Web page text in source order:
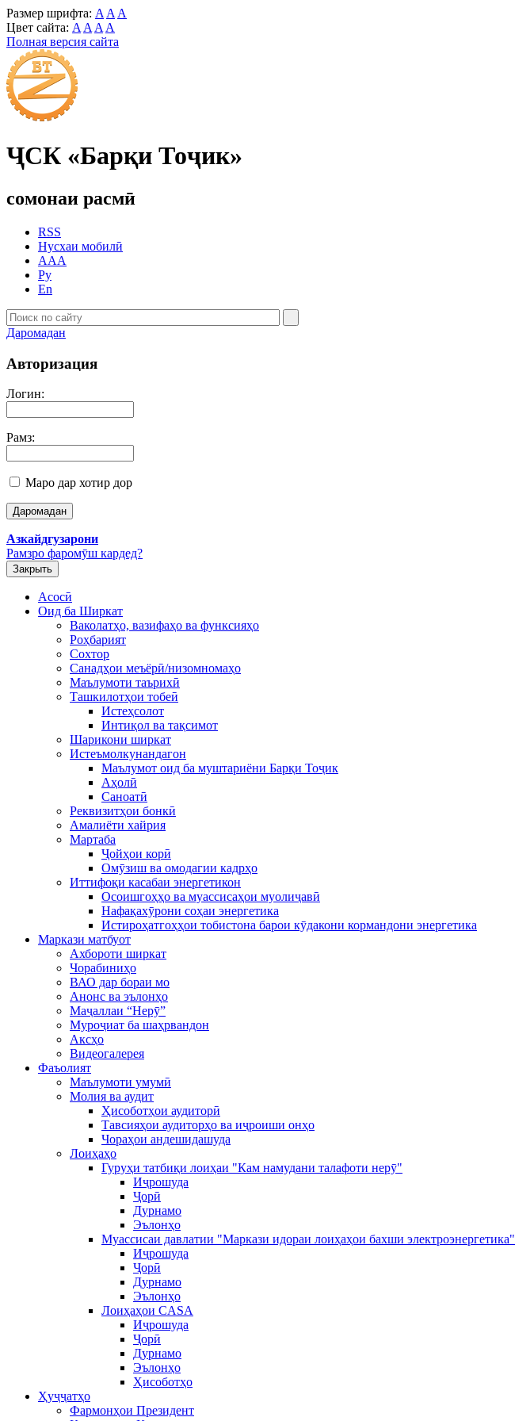
Размер шрифта: A A A
Цвет сайта: A A A A
Полная версия сайта
ҶСК «Барқи Тоҷик»
сомонаи расмӣ
RSS
Нусхаи мобилӣ
AAA
Ру
En
Даромадан
Авторизация
Логин:
Рамз:
Маро дар хотир дор
Азкайдгузарони
Рамзро фаромӯш кардед?
Закрыть
Асосӣ
Оид ба Ширкат
Ваколатҳо, вазифаҳо ва функсияҳо
Роҳбарият
Сохтор
Санадҳои меъёрӣ/низомномаҳо
Маълумоти таърихӣ
Ташкилотҳои тобеӣ
Истеҳсолот
Интиқол ва тақсимот
Шарикони ширкат
Истеъмолкунандагон
Маълумот оид ба муштариёни Барқи Тоҷик
Аҳолӣ
Саноатӣ
Реквизитҳои бонкӣ
Амалиёти хайрия
Мартаба
Ҷойҳои корӣ
Омӯзиш ва омодагии кадрҳо
Иттифоқи касабаи энергетикон
Осоишгоҳҳо ва муассисаҳои муолиҷавӣ
Нафақахӯрони соҳаи энергетика
Истироҳатгоҳҳои тобистона барои кӯдакони кормандони энергетика
Маркази матбуот
Ахбороти ширкат
Чорабиниҳо
ВАО дар бораи мо
Анонс ва эълонҳо
Маҷаллаи “Нерӯ”
Муроҷиат ба шаҳрвандон
Аксҳо
Видеогалерея
Фаъолият
Маълумоти умумӣ
Молия ва аудит
Ҳисоботҳои аудиторӣ
Тавсияҳои аудиторҳо ва иҷроиши онҳо
Чораҳои андешидашуда
Лоиҳаҳо
Гуруҳи татбиқи лоиҳаи "Кам намудани талафоти нерӯ"
Иҷрошуда
Ҷорӣ
Дурнамо
Эълонҳо
Муассисаи давлатии "Маркази идораи лоиҳаҳои бахши электроэнергетика"
Иҷрошуда
Ҷорӣ
Дурнамо
Эълонҳо
Лоиҳаҳои CASA
Иҷрошуда
Ҷорӣ
Дурнамо
Эълонҳо
Ҳисоботҳо
Ҳуҷҷатҳо
Фармонҳои Президент